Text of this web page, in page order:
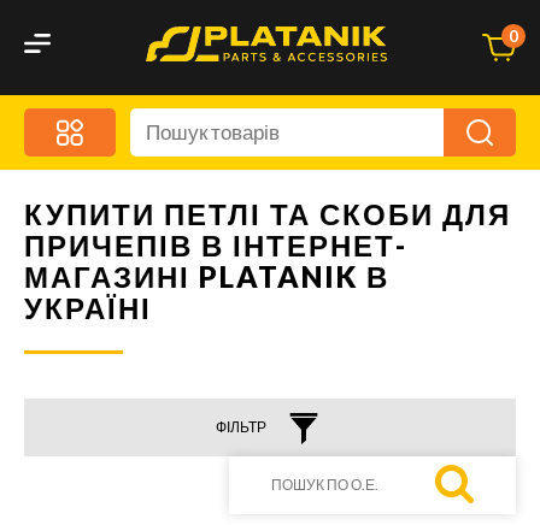
0
Меню
Акційні пропозиції
Дорожні аксесуари
Дорожня кухня
Автохімія та догляд
Запчастини кузова та дзеркала
Малий комерційний транспорт
КУПИТИ ПЕТЛІ ТА СКОБИ ДЛЯ
ПРИЧЕПІВ В ІНТЕРНЕТ-
МАГАЗИНІ PLATANIK В
УКРАЇНІ
ФІЛЬТР